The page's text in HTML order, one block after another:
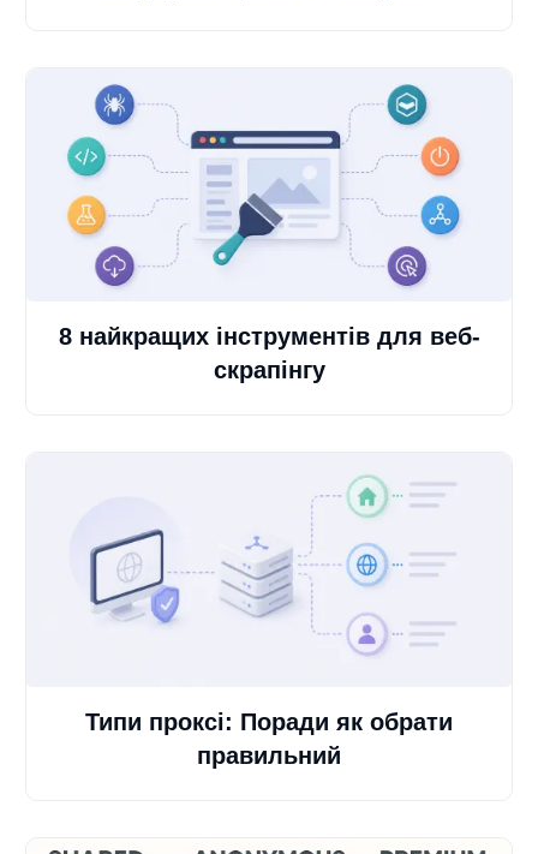
8 найкращих інструментів для веб-
скрапінгу
Типи проксі: Поради як обрати
правильний